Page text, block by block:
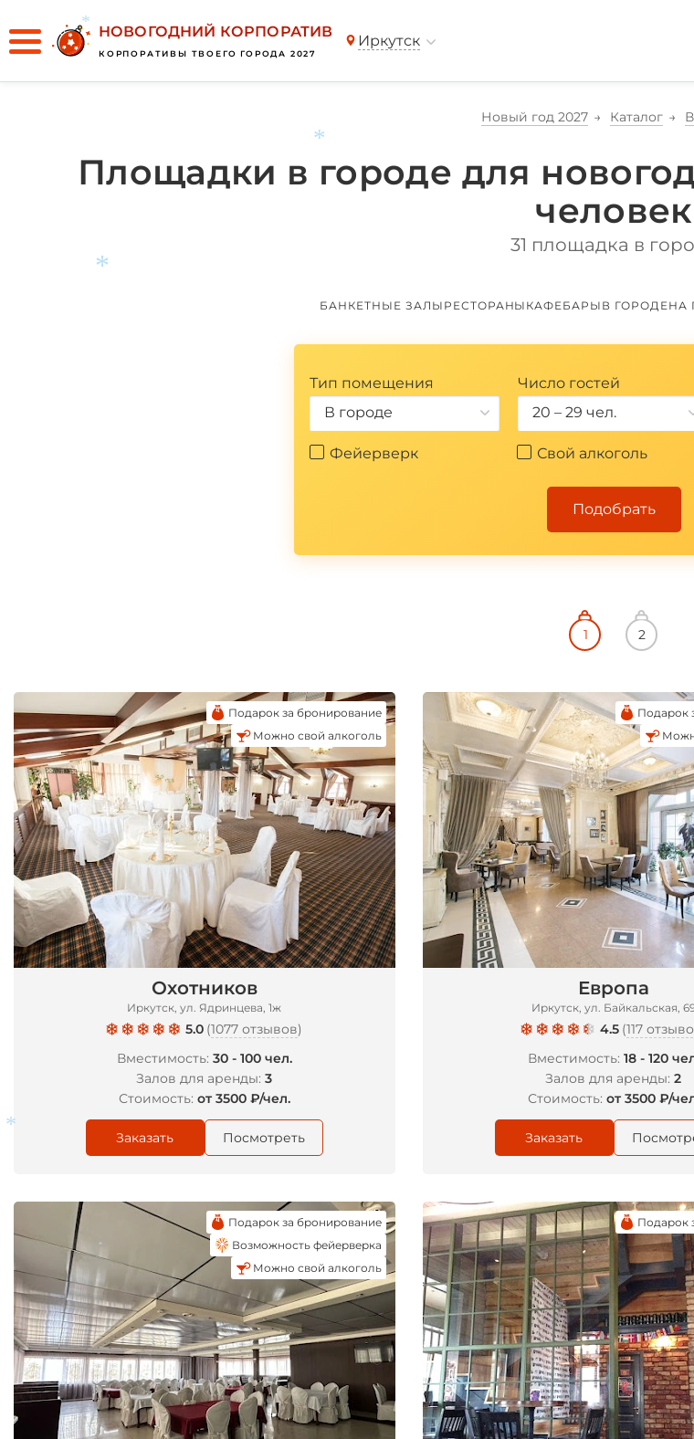
НОВОГОДНИЙ КОРПОРАТИВ
КОРПОРАТИВЫ ТВОЕГО ГОРОДА 2027
Иркутск
Новый год 2027 Каталог
Площадки в городе для
человек
31 площадка в
БАНКЕТНЫЕ ЗАЛЫ РЕСТОРАНЫ КАФЕБАРЫ В ГОРОДЕНА
Тип помещения
В городе
Число гостей
20 – 29 чел.
Фейерверк Свой алкоголь
Подобрать
Охотников
Иркутск, ул. Ядринцева, 1ж
5.0 (1077 отзывов)
Вместимость: 30 - 100 чел.
Залов для аренды:3
Стоимость: от 3500 ₽/чел.
Подарок за бронирование
Можно свой алкоголь
Заказать Посмотреть
Европа
Иркутск, ул. Байкальская,
4.5 (117
Вместимость: 18 - 120
Залов для аренды:2
Стоимость: от 3500 ₽/
Подарок
Заказать
Подарок за бронирование
Возможность фейерверка
Можно свой алкоголь
Подарок
*
*